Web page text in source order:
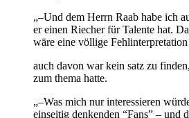
„–Und dem Herrn Raab habe ich
er einen Riecher für Talente hat.
wäre eine völlige
auch davon war kein satz zu
zum thema hatte.
„–Was mich nur interessieren
einseitig denkenden “Fans” – und